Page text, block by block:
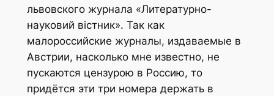
львовского журнала «Литературно-
науковий вістник». Так как
малороссийские журналы, издаваемые в
Австрии, насколько мне известно, не
пускаются цензурою в Россию, то
придётся эти три номера держать в